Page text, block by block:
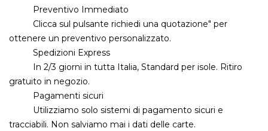
Preventivo Immediato
Clicca sul pulsante richiedi una quotazione" per
ottenere un preventivo personalizzato.
Spedizioni Express
In 2/3 giorni in tutta Italia, Standard per isole. Ritiro
gratuito in negozio.
Pagamenti sicuri
Utilizziamo solo sistemi di pagamento sicuri e
tracciabili. Non salviamo mai i dati delle carte.